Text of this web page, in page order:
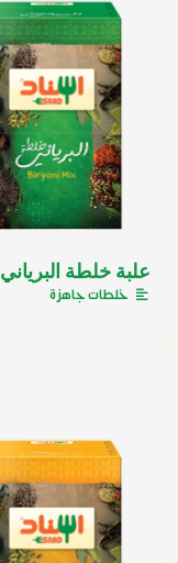
علبة خلطة البرياني
خلطات جاهزة